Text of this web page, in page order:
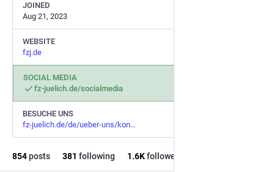
JOINED
Aug 21, 2023
WEBSITE
fzj.de
SOCIAL MEDIA
fz-juelich.de/socialmedia
BESUCHE UNS
fz-juelich.de/de/ueber-uns/kon
854posts 381 following 1.6Kfollowers